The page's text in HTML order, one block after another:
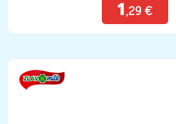
1 ,29 €